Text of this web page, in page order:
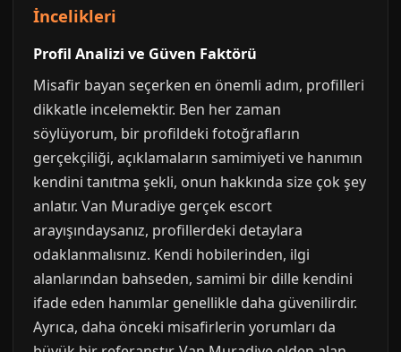
İncelikleri
Profil Analizi ve Güven Faktörü
Misafir bayan seçerken en önemli adım, profilleri
dikkatle incelemektir. Ben her zaman
söylüyorum, bir profildeki fotoğrafların
gerçekçiliği, açıklamaların samimiyeti ve hanımın
kendini tanıtma şekli, onun hakkında size çok şey
anlatır. Van Muradiye gerçek escort
arayışındaysanız, profillerdeki detaylara
odaklanmalısınız. Kendi hobilerinden, ilgi
alanlarından bahseden, samimi bir dille kendini
ifade eden hanımlar genellikle daha güvenilirdir.
Ayrıca, daha önceki misafirlerin yorumları da